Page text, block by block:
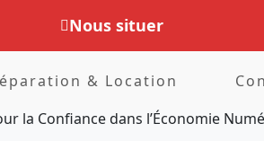
Nous situer
& Location
la Confiance dans l’Économie